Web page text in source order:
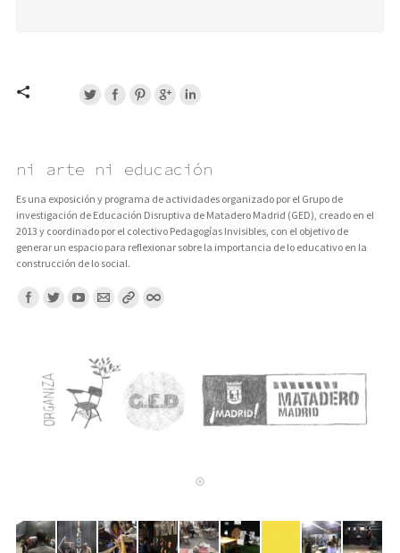
ni arte ni educación
Es una exposición y programa de actividades organizado por el Grupo de
investigación de Educación Disruptiva de Matadero Madrid (GED), creado en el
2013 y coordinado por el colectivo Pedagogías Invisibles, con el objetivo de
generar un espacio para reflexionar sobre la importancia de lo educativo en la
construcción de lo social.
Encuentranos